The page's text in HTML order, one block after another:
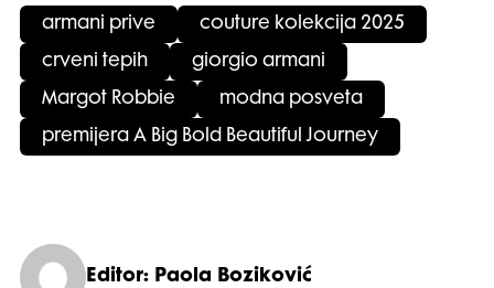
armani prive couture kolekcija 2025
crveni tepih giorgio armani
Margot Robbie modna posveta
premijera A Big Bold Beautiful Journey
Editor: Paola Boziković